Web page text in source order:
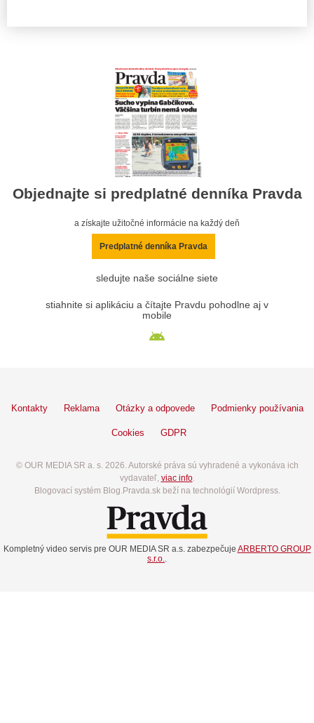
Objednajte si predplatné denníka Pravda
a získajte užitočné informácie na každý deň
Predplatné denníka Pravda
sledujte naše sociálne siete
stiahnite si aplikáciu a čítajte Pravdu pohodlne aj v
mobile
Kontakty Reklama Otázky a odpovede Podmienky používania
Cookies GDPR
© OUR MEDIA SR a. s. 2026. Autorské práva sú vyhradené a vykonáva ich
vydavateľ, viac info.
Blogovací systém Blog.Pravda.sk beží na technológií Wordpress.
Kompletný video servis pre OUR MEDIA SR a.s. zabezpečuje ARBERTO GROUP
s.r.o..